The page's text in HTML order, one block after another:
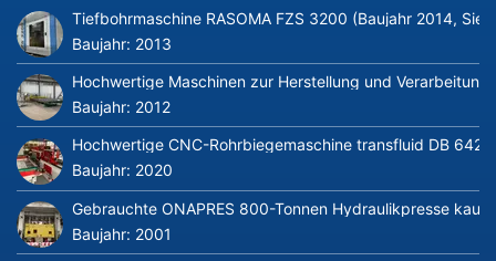
Tiefbohrmaschine RASOMA FZS 3200 (Baujahr 2014,
Baujahr: 2013
Hochwertige Maschinen zur Herstellung und
Baujahr: 2012
Hochwertige CNC-Rohrbiegemaschine transfluid DB
Baujahr: 2020
Gebrauchte ONAPRES 800-Tonnen Hydraulikpresse
Baujahr: 2001